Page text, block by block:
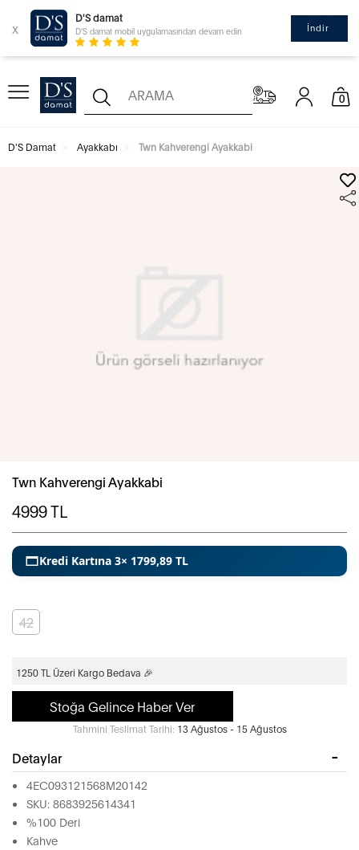
x
D'S damat
D'S damat mobil uygulamasından devam edin İndir
0
D'S Damat Ayakkabı Twn Kahverengi Ayakkabi
Twn Kahverengi Ayakkabi
4999TL
Kredi Kartına 3× 1799,89 TL
42
1250 TL Üzeri Kargo Bedava 🎉
Stoğa Gelince Haber Ver
Tahmini Teslimat Tarihi: 13 Ağustos - 15 Ağustos
Detaylar
4EC093121568M20142
SKU: 8683925614341
%100 Deri
Kahve